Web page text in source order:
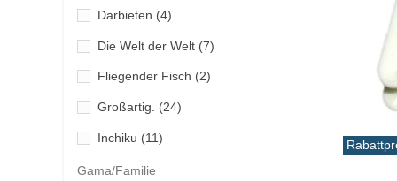
Fisherkayak(26)
Fisherpro (96)
Fish Monkey (1)
Fronteira (5)
Fuji (2)
Darbieten (4)
Die Welt der Welt (7)
Fliegender Fisch (2)
Großartig. (24)
Inchiku (11)
Jig(184)
Gama/Familie